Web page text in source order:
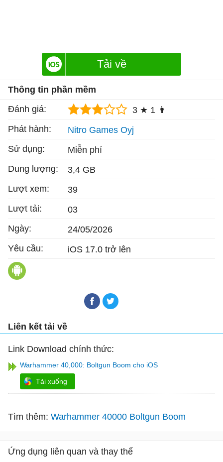
Tải về
Thông tin phần mềm
Đánh giá:
3 ★ 1 👨
Phát hành:
Nitro Games Oyj
Sử dụng:
Miễn phí
Dung lượng:
3,4 GB
Lượt xem:
39
Lượt tải:
03
Ngày:
24/05/2026
Yêu cầu:
iOS 17.0 trở lên
Liên kết tải về
Link Download chính thức:
Warhammer 40,000: Boltgun Boom cho iOS
Tải xuống
Tìm thêm: Warhammer 40000 Boltgun Boom
Ứng dụng liên quan và thay thế